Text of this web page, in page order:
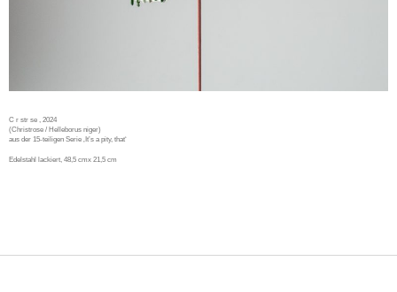
C r str se , 2024
(Christrose / Helleborus niger)
aus der 15-teiligen Serie ‚It’s a pity, that‘
Edelstahl lackiert, 48,5 cmx 21,5 cm